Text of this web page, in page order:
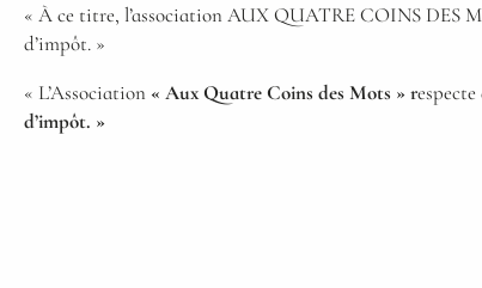
« À ce titre, l’association AUX QUATRE COINS DES
d’impôt. »
« L’Association « Aux Quatre Coins des Mots » r
d’impôt. »